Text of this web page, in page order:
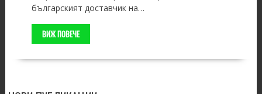
българският доставчик на…
ВИЖ ПОВЕЧЕ